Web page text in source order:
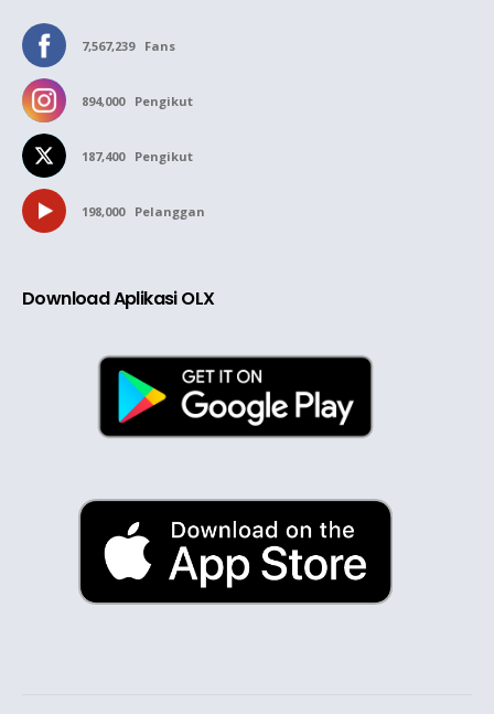
7,567,239 Fans
894,000 Pengikut
187,400 Pengikut
198,000 Pelanggan
Download Aplikasi OLX